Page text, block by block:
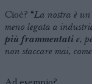
Cioè? “La nostra è
meno legata a
più frammentati e,
non staccare mai,